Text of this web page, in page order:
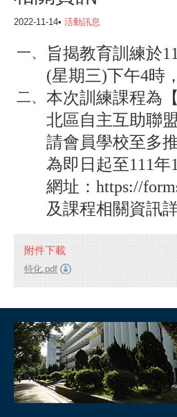
2022-11-14• 活動訊息
一、
旨揭教育訓練於
(星期三)下午4時
二、 本次訓練課程為
北區自主互助聯
請會員學校至多
為即日起至111
網址：https://
及課程相關資訊
附件下載
特化.pdf